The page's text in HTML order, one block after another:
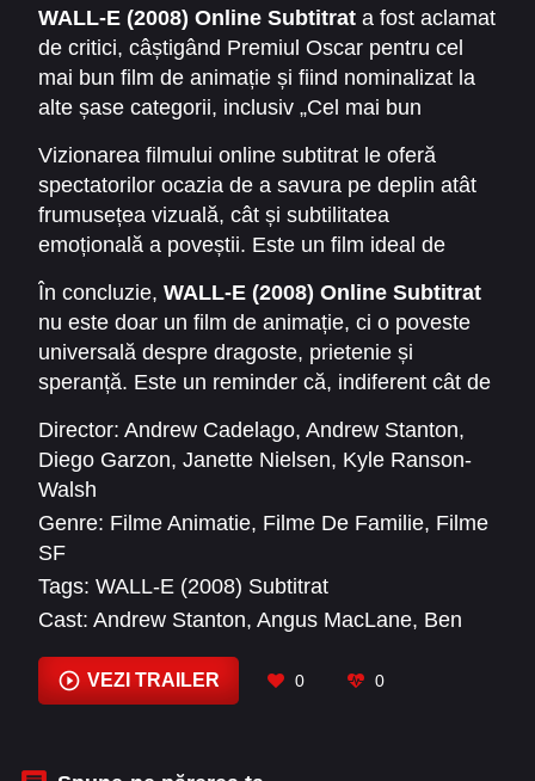
natură. Astfel, animația nu este doar un
divertisment pentru copii, ci și o lecție
importantă pentru adulți despre
responsabilitatea față de viitorul planetei.
WALL-E (2008) Online Subtitrat a fost aclamat
de critici, câștigând Premiul Oscar pentru cel
mai bun film de animație și fiind nominalizat la
alte șase categorii, inclusiv „Cel mai bun
inclus în numeroase topuri ale celor mai bune
filme ale deceniului, confirmând statutul său de
capodoperă modernă.
Vizionarea filmului online subtitrat le oferă
spectatorilor ocazia de a savura pe deplin atât
frumusețea vizuală, cât și subtilitatea
emoțională a poveștii. Este un film ideal de
pentru oricine iubește animațiile cu mesaj
puternic.
În concluzie, WALL-E (2008) Online Subtitrat
nu este doar un film de animație, ci o poveste
universală despre dragoste, prietenie și
speranță. Este un reminder că, indiferent cât de
ne-am îndepărtat de natură, tot ceea ce
contează rămâne legătura dintre ființe și
capacitatea noastră de a schimba lumea în
bine.
Director: Andrew Cadelago, Andrew Stanton,
Diego Garzon, Janette Nielsen, Kyle Ranson-
Walsh
Genre: Filme Animatie, Filme De Familie, Filme
SF
Tags: WALL-E (2008) Subtitrat
Cast: Andrew Stanton, Angus MacLane, Ben
Fullilove, Elissa Knight Fred Willard,
Palmer, Jan Rabson,
VEZI TRAILER 0 0